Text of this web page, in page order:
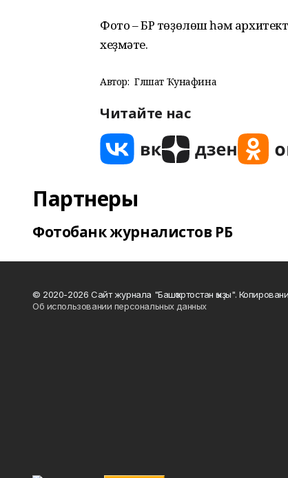
Фото – БР төҙөлөш һәм
хеҙмәте.
Автор: Гөлшат Ҡунафина
Читайте нас
Партнеры
Фотобанк журналистов РБ
© 2020-2026 Сайт журнала "Башҡортостан ҡыҙы".
Об использовании персональных данных